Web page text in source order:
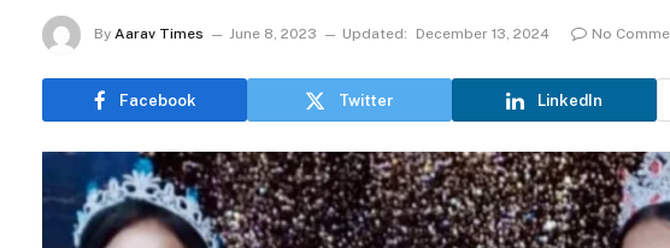
By Aarav Times June 8, 2023 Updated: December 13, 2024 No
Facebook Twitter LinkedIn